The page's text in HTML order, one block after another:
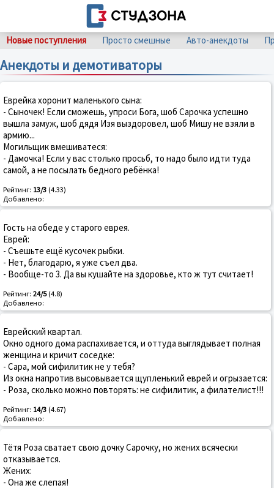
Новые поступления Просто смешные Авто-анекдоты
Анекдоты и демотиваторы
Еврейка хоронит маленького сына:
- Сыночек! Если сможешь, упроси Бога, шоб Сарочка успешно
вышла замуж, шоб дядя Изя выздоровел, шоб Мишу не взяли в
армию...
Могильщик вмешиватеся:
- Дамочка! Если у вас столько просьб, то надо было идти туда
самой, а не посылать бедного ребёнка!
Рейтинг: 13/3 (4.33)
Добавлено:
Гость на обеде у старого еврея.
Еврей:
- Съешьте ещё кусочек рыбки.
- Нет, благодарю, я уже съел два.
- Вообще-то 3. Да вы кушайте на здоровье, кто ж тут считает!
Рейтинг: 24/5(4.8)
Добавлено:
Еврейский квартал.
Окно одного дома распахивается, и оттуда выглядывает полная
женщина и кричит соседке:
- Сара, мой сифилитик не у тебя?
Из окна напротив высовывается щупленький еврей и огрызается:
- Роза, сколько можно повторять: не сифилитик, а филателист!!!
Рейтинг: 14/3 (4.67)
Добавлено:
Тётя Роза сватает свою дочку Сарочку, но жених всячески
отказывается.
Жених:
- Она же слепая!